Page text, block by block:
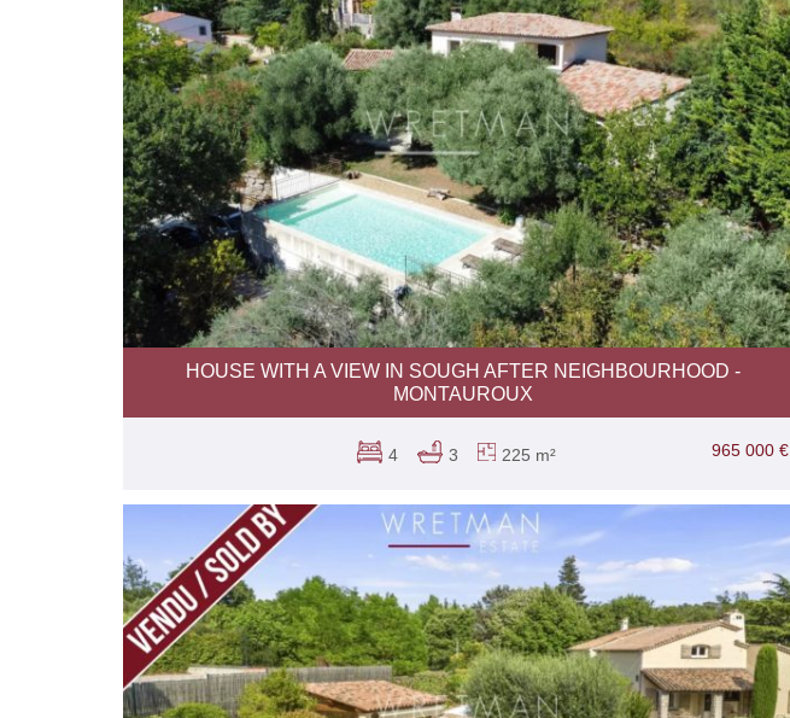
HOUSE WITH A VIEW IN SOUGH AFTER NEIGHBOURHOOD -
MONTAUROUX
965 000 €
4 3 225 m²